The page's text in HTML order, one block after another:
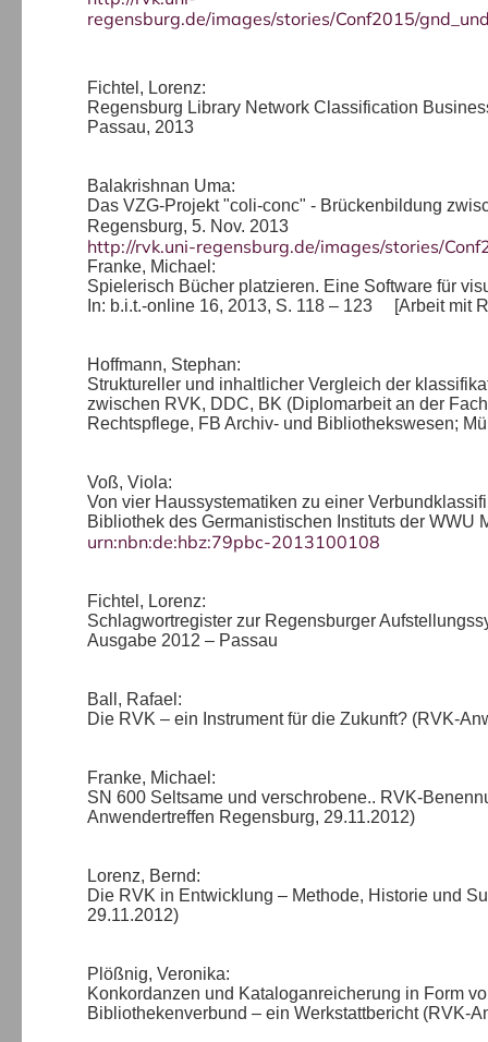
regensburg.de/images/stories/Conf2015/
Fichtel, Lorenz:
Regensburg Library Network Classification
Passau, 2013
Balakrishnan Uma:
Das VZG-Projekt "coli-conc" - Brückenbildung
Regensburg, 5. Nov. 2013
http://rvk.uni-regensburg.de/images/stories/
Franke, Michael:
Spielerisch Bücher platzieren. Eine Software für
In: b.i.t.-online 16, 2013, S. 118 – 123 [Arbeit mit
Hoffmann, Stephan:
Struktureller und inhaltlicher Vergleich der
zwischen RVK, DDC, BK (Diplomarbeit an der
Rechtspflege, FB Archiv- und Bibliothekswesen;
Voß, Viola:
Von vier Haussystematiken zu einer
Bibliothek des Germanistischen Instituts der WWU
urn:nbn:de:hbz:79pbc-2013100108
Fichtel, Lorenz:
Schlagwortregister zur Regensburger
Ausgabe 2012 – Passau
Ball, Rafael:
Die RVK – ein Instrument für die Zukunft? (RVK-
Franke, Michael:
SN 600 Seltsame und verschrobene.. RVK-
Anwendertreffen Regensburg, 29.11.2012)
Lorenz, Bernd:
Die RVK in Entwicklung – Methode, Historie und
29.11.2012)
Plößnig, Veronika:
Konkordanzen und Kataloganreicherung in Form
Bibliothekenverbund – ein Werkstattbericht (RVK-